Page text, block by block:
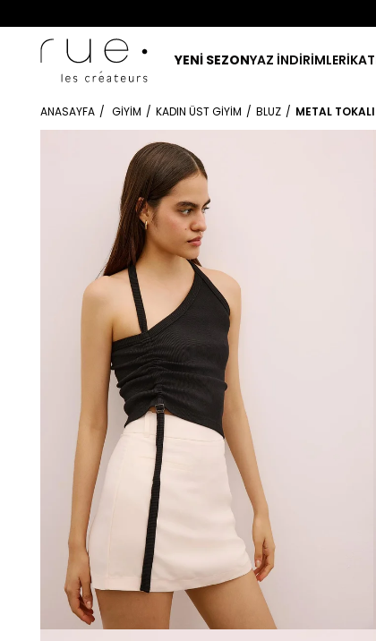
YENİ SEZONYAZ İNDİRİMLERİ
ANASAYFA GIYIM KADIN ÜST GIYIM BLUZ METAL